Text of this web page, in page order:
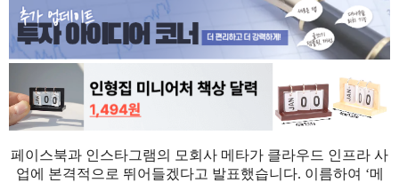
페이스북과 인스타그램의 모회사 메타가 클라우드 인프라 사
업에 본격적으로 뛰어들겠다고 발표했습니다. 이름하여 ‘메